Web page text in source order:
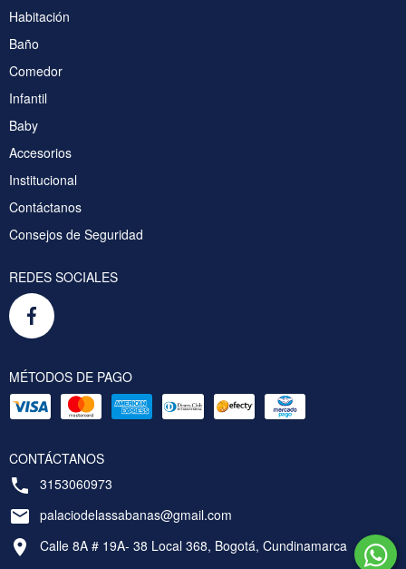
Habitación
Baño
Comedor
Infantil
Baby
Accesorios
Institucional
Contáctanos
Consejos de Seguridad
REDES SOCIALES
MÉTODOS DE PAGO
CONTÁCTANOS
3153060973
palaciodelassabanas@gmail.com
Calle 8A # 19A- 38 Local 368, Bogotá, Cundinamarca